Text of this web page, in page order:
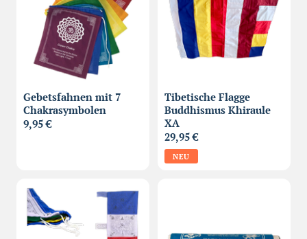
Gebetsfahnen mit 7
Chakrasymbolen
9,95 €
Tibetische Flagge
Buddhismus Khiraule
XA
29,95 €
NEU